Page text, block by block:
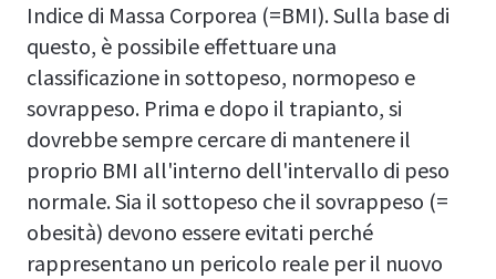
Indice di Massa Corporea (=BMI). Sulla base di
questo, è possibile effettuare una
classificazione in sottopeso, normopeso e
sovrappeso. Prima e dopo il trapianto, si
dovrebbe sempre cercare di mantenere il
proprio BMI all'interno dell'intervallo di peso
normale. Sia il sottopeso che il sovrappeso (=
obesità) devono essere evitati perché
rappresentano un pericolo reale per il nuovo